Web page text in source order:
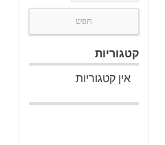
קטגוריות
אין קטגוריות